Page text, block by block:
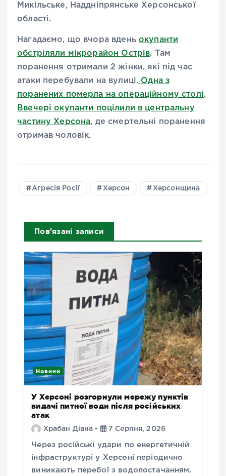
Микільське, Наддніпрянське Херсонської
області.
Нагадаємо, що вчора вдень окупанти
обстріляли мікрорайон Острів. Там
поранення отримали 2 жінки, які під час
атаки перебували на вулиці. Одна з
поранених померла на операційному столі.
Ввечері окупанти поцілили в центральну
частину Херсона, де смертельні поранення
отримав чоловік.
Агресія Росії Херсон Херсонщина
Пов'язані записи
Новини
У Херсоні розгорнули мережу пунктів
видачі питної води після російських
атак
Храбан Діана 7 Серпня, 2026
Через російські удари по енергетичній
інфраструктурі у Херсоні періодично
виникають перебої з водопостачанням.